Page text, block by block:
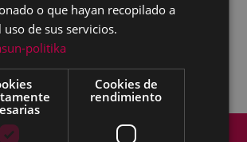
del Sitio
Aviso legal
o que hayan recopilado a
de sus servicios.
politika
Cookies de
rendimiento